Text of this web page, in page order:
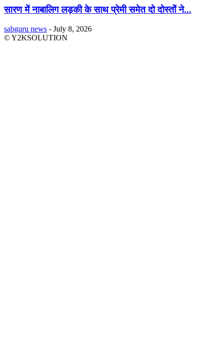
सारण में नाबालिग लड़की के साथ प्रेमी समेत दो दोस्तों ने...
sabguru news - July 8, 2026
© Y2KSOLUTION